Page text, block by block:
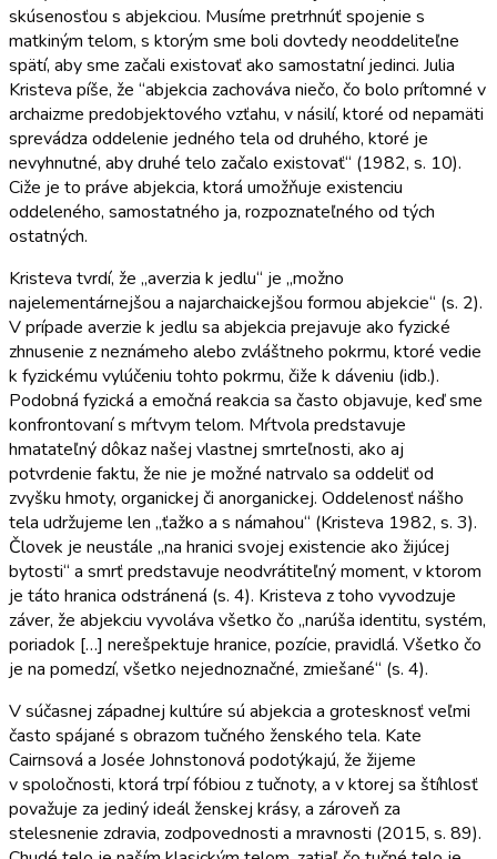
skúsenosťou s abjekciou. Musíme pretrhnúť spojenie s
matkiným telom, s ktorým sme boli dovtedy neoddeliteľne
spätí, aby sme začali existovať ako samostatní jedinci. Julia
Kristeva píše, že “abjekcia zachováva niečo, čo bolo prítomné v
archaizme predobjektového vzťahu, v násilí, ktoré od nepamäti
sprevádza oddelenie jedného tela od druhého, ktoré je
nevyhnutné, aby druhé telo začalo existovať“ (1982, s. 10).
Ciže je to práve abjekcia, ktorá umožňuje existenciu
oddeleného, samostatného ja, rozpoznateľného od tých
ostatných.
Kristeva tvrdí, že „averzia k jedlu“ je „možno
najelementárnejšou a najarchaickejšou formou abjekcie“ (s. 2).
V prípade averzie k jedlu sa abjekcia prejavuje ako fyzické
zhnusenie z neznámeho alebo zvláštneho pokrmu, ktoré vedie
k fyzickému vylúčeniu tohto pokrmu, čiže k dáveniu (idb.).
Podobná fyzická a emočná reakcia sa často objavuje, keď sme
konfrontovaní s mŕtvym telom. Mŕtvola predstavuje
hmatateľný dôkaz našej vlastnej smrteľnosti, ako aj
potvrdenie faktu, že nie je možné natrvalo sa oddeliť od
zvyšku hmoty, organickej či anorganickej. Oddelenosť nášho
tela udržujeme len „ťažko a s námahou“ (Kristeva 1982, s. 3).
Človek je neustále „na hranici svojej existencie ako žijúcej
bytosti“ a smrť predstavuje neodvrátiteľný moment, v ktorom
je táto hranica odstránená (s. 4). Kristeva z toho vyvodzuje
záver, že abjekciu vyvoláva všetko čo „narúša identitu, systém,
poriadok […] nerešpektuje hranice, pozície, pravidlá. Všetko čo
je na pomedzí, všetko nejednoznačné, zmiešané“ (s. 4).
V súčasnej západnej kultúre sú abjekcia a grotesknosť veľmi
často spájané s obrazom tučného ženského tela. Kate
Cairnsová a Josée Johnstonová podotýkajú, že žijeme
v spoločnosti, ktorá trpí fóbiou z tučnoty, a v ktorej sa štíhlosť
považuje za jediný ideál ženskej krásy, a zároveň za
stelesnenie zdravia, zodpovednosti a mravnosti (2015, s. 89).